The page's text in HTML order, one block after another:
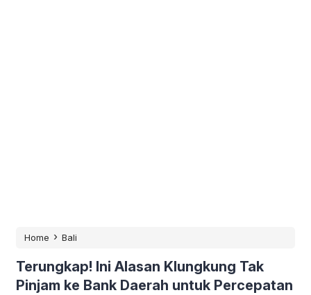
Home › Bali
Terungkap! Ini Alasan Klungkung Tak
Pinjam ke Bank Daerah untuk Percepatan